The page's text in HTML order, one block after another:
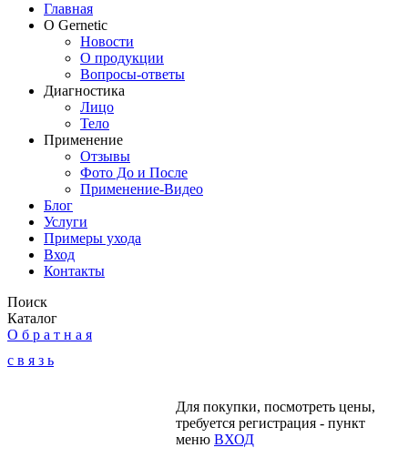
Главная
О Gernetic
Новости
О продукции
Вопросы-ответы
Диагностика
Лицо
Тело
Применение
Отзывы
Фото До и После
Применение-Видео
Блог
Услуги
Примеры ухода
Вход
Контакты
Поиск
Каталог
О б р а т н а я
с в я з ь
Для покупки, посмотреть цены,
требуется регистрация - пункт
меню ВХОД